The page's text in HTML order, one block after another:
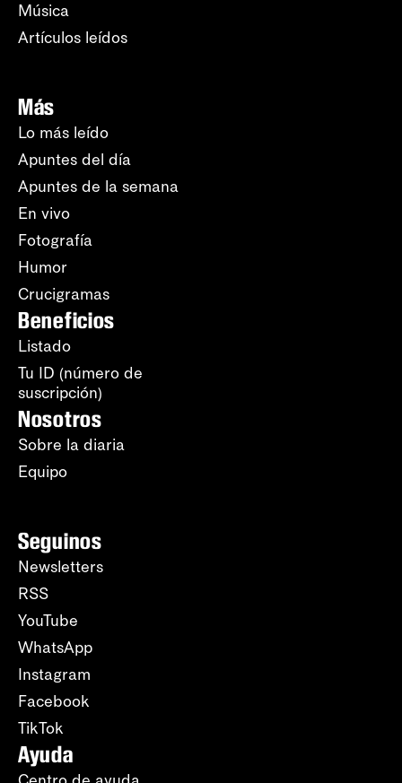
Música
Artículos leídos
Más
Lo más leído
Apuntes del día
Apuntes de la semana
En vivo
Fotografía
Humor
Crucigramas
Beneficios
Listado
Tu ID (número de
suscripción)
Nosotros
Sobre la diaria
Equipo
Seguinos
Newsletters
RSS
YouTube
WhatsApp
Instagram
Facebook
TikTok
Ayuda